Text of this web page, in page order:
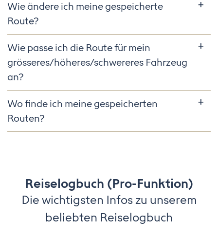
Wie ändere ich meine gespeicherte
Route?
Wie passe ich die Route für mein
grösseres/höheres/schwereres Fahrzeug
an?
Wo finde ich meine gespeicherten
Routen?
Reiselogbuch (Pro-Funktion)
Die wichtigsten Infos zu unserem
beliebten Reiselogbuch